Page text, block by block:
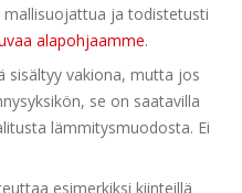
ja todistetusti
alapohjaamme.
sisältyy vakiona, mutta jos
se on saatavilla
lämmitysmuodosta. Ei
esimerkiksi kiinteillä